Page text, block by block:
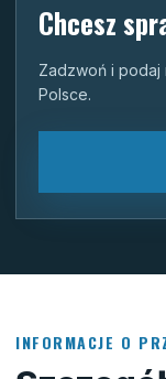
Chcesz
Zadzwoń i
Polsce.
INFORMACJE O